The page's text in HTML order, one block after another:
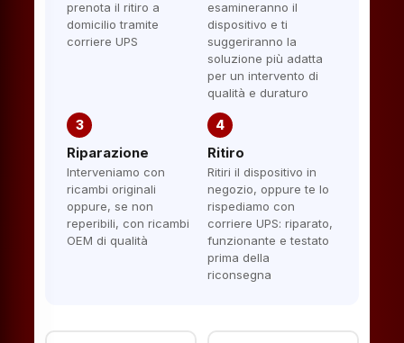
prenota il ritiro a
domicilio tramite
corriere UPS
esamineranno il
dispositivo e ti
suggeriranno la
soluzione più adatta
per un intervento di
qualità e duraturo
3
Riparazione
Interveniamo con
ricambi originali
oppure, se non
reperibili, con ricambi
OEM di qualità
4
Ritiro
Ritiri il dispositivo in
negozio, oppure te lo
rispediamo con
corriere UPS: riparato,
funzionante e testato
prima della
riconsegna